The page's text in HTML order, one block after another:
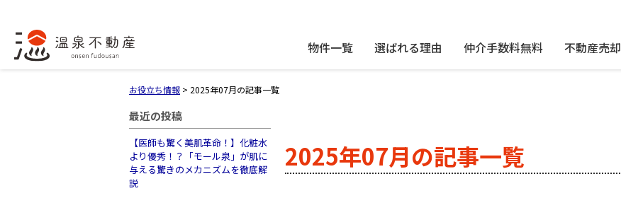
物件一覧 選ばれる理由 仲介手数料無料 不動産売却
お役立ち情報 > 2025年07月の記事一覧
最近の投稿
【医師も驚く美肌革命！】化粧水
より優秀！？「モール泉」が肌に
与える驚きのメカニズムを徹底解
説
2025年07月の記事一覧